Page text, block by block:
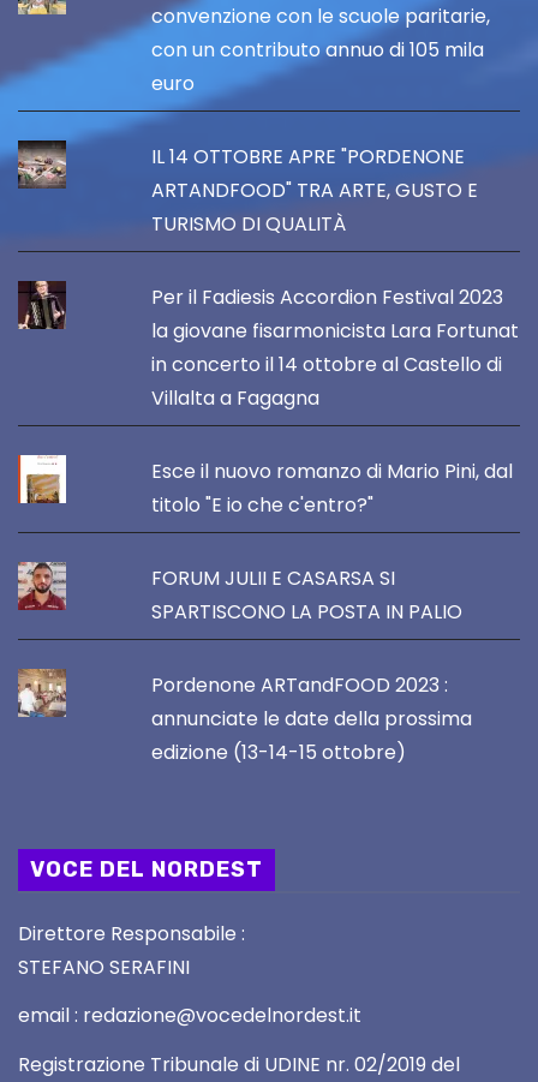
convenzione con le scuole paritarie,
con un contributo annuo di 105 mila
euro
IL 14 OTTOBRE APRE "PORDENONE
ARTANDFOOD" TRA ARTE, GUSTO E
TURISMO DI QUALITÀ
Per il Fadiesis Accordion Festival 2023
la giovane fisarmonicista Lara Fortunat
in concerto il 14 ottobre al Castello di
Villalta a Fagagna
Esce il nuovo romanzo di Mario Pini, dal
titolo "E io che c'entro?"
FORUM JULII E CASARSA SI
SPARTISCONO LA POSTA IN PALIO
Pordenone ARTandFOOD 2023 :
annunciate le date della prossima
edizione (13-14-15 ottobre)
VOCE DEL NORDEST
Direttore Responsabile :
STEFANO SERAFINI
email : redazione@vocedelnordest.it
Registrazione Tribunale di UDINE nr. 02/2019 del